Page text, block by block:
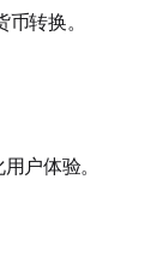
转换。
户体验。